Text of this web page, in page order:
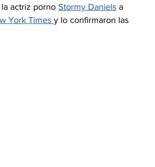
actriz porno Stormy Daniels a
York Times y lo confirmaron las